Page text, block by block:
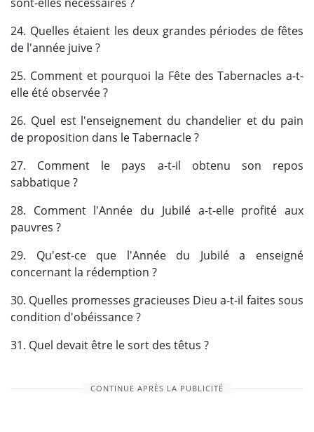
24. Quelles étaient les deux grandes périodes de fêtes
de l'année juive ?
25. Comment et pourquoi la Fête des Tabernacles a-t-
elle été observée ?
26. Quel est l'enseignement du chandelier et du pain
de proposition dans le Tabernacle ?
27. Comment le pays a-t-il obtenu son repos
sabbatique ?
28. Comment l'Année du Jubilé a-t-elle profité aux
pauvres ?
29. Qu'est-ce que l'Année du Jubilé a enseigné
concernant la rédemption ?
30. Quelles promesses gracieuses Dieu a-t-il faites sous
condition d'obéissance ?
31. Quel devait être le sort des têtus ?
CONTINUE APRÈS LA PUBLICITÉ